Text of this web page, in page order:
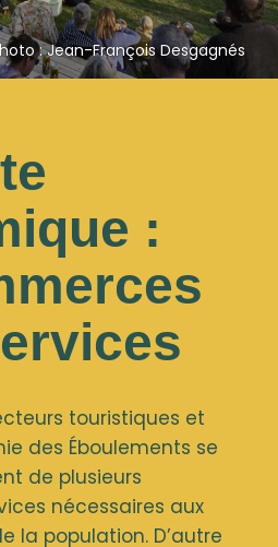
: Jean-François Desgagnés
:
touristiques et
des Éboulements se
de plusieurs
nécessaires aux
la population. D’autre